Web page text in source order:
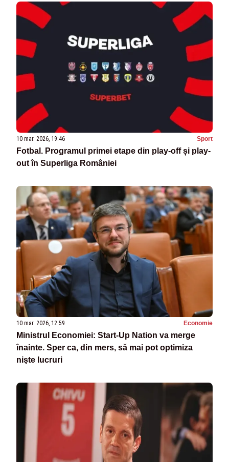
10 mar. 2026, 19:46 Sport
Fotbal. Programul primei etape din play-off și play-
out în Superliga României
10 mar. 2026, 12:59 Economie
Ministrul Economiei: Start-Up Nation va merge
înainte. Sper ca, din mers, să mai pot optimiza
nişte lucruri